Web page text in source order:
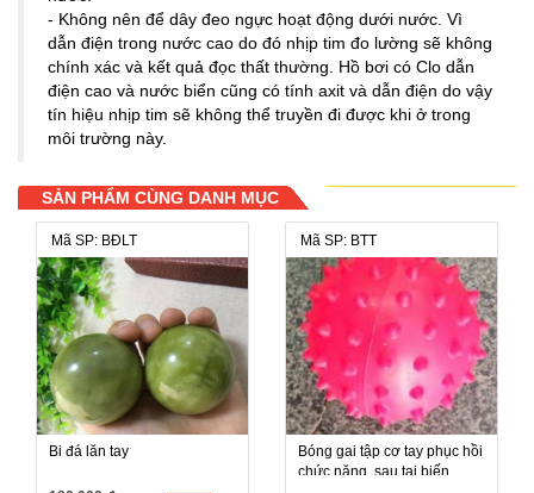
- Không nên để dây đeo ngực hoạt động dưới nước. Vì
dẫn điện trong nước cao do đó nhịp tim đo lường sẽ không
chính xác và kết quả đọc thất thường. Hồ bơi có Clo dẫn
điện cao và nước biển cũng có tính axit và dẫn điện do vậy
tín hiệu nhịp tim sẽ không thể truyền đi được khi ở trong
môi trường này.
SẢN PHẨM CÙNG DANH MỤC
Mã SP: BĐLT
Bi đá lăn tay
Mã SP: BTT
Bóng gai tập cơ tay phục hồi
chức năng, sau tai biến